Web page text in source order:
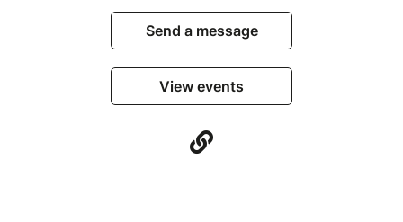
Send a message
View events